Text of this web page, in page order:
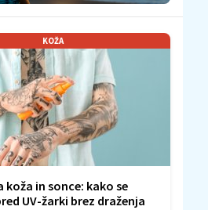
KOŽA
koža in sonce: kako se
UV-žarki brez draženja